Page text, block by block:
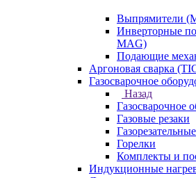
Выпрямители
Инверторные
MAG)
Подающие
Аргоновая сварка
Газосварочное
Назад
Газосварочное
Газовые резаки
Горелки
Комплекты и
Индукционные